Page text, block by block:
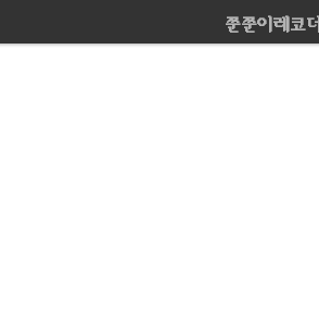
네쭌쭌이레코더